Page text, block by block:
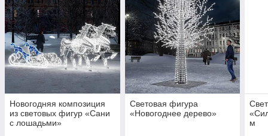
Новогодняя композиция
из световых фигур «Сани
с лошадьми»
Световая фигура
«Новогоднее дерево»
м